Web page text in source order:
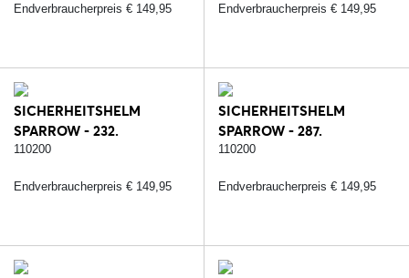
Endverbraucherpreis € 149,95 Endverbraucherpreis € 149,95
SICHERHEITSHELM
SPARROW - 232.
SCHWARZ/SILBER
110200
Endverbraucherpreis € 149,95
SICHERHEITSHELM
SPARROW - 287.
SCHWARZ/ROSE
110200
Endverbraucherpreis € 149,95